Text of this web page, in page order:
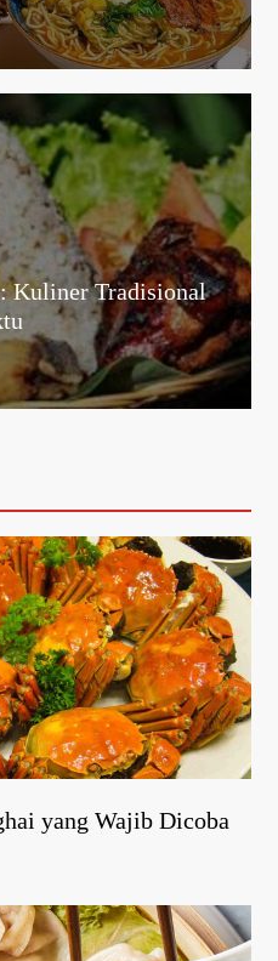
Kuliner Tradisional
yang Wajib Dicoba